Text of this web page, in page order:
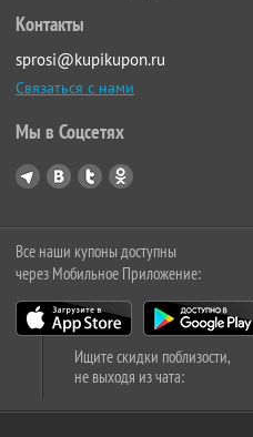
Контакты
sprosi@kupikupon.ru
Связаться с нами
Мы в Соцсетях
Все наши купоны доступны
через Мобильное Приложение:
Ищите скидки поблизости,
не выходя из чата: